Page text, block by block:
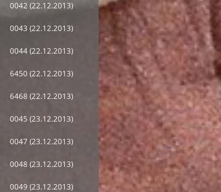
0042 (22.12.2013)
0043 (22.12.2013)
0044 (22.12.2013)
6450 (22.12.2013)
6468 (22.12.2013)
0045 (23.12.2013)
0047 (23.12.2013)
0048 (23.12.2013)
0049 (23.12.2013)